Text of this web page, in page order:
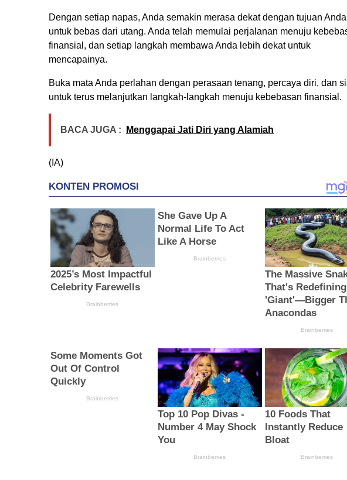
Dengan setiap napas, Anda semakin merasa dekat dengan tujuan Anda
untuk bebas dari utang. Anda telah memulai perjalanan menuju
finansial, dan setiap langkah membawa Anda lebih dekat untuk
mencapainya.
Buka mata Anda perlahan dengan perasaan tenang, percaya diri, dan
untuk terus melanjutkan langkah-langkah menuju kebebasan finansial.
BACA JUGA : Menggapai Jati Diri yang Alamiah
(IA)